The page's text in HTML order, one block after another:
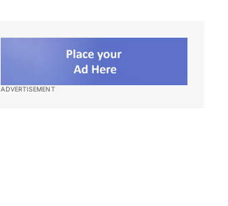
ADVERTISEMENT